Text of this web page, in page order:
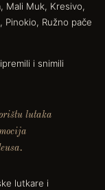
Mali Muk, Kresivo,
Pinokio, Ružno pače
i snimili
lutaka
lutkare i